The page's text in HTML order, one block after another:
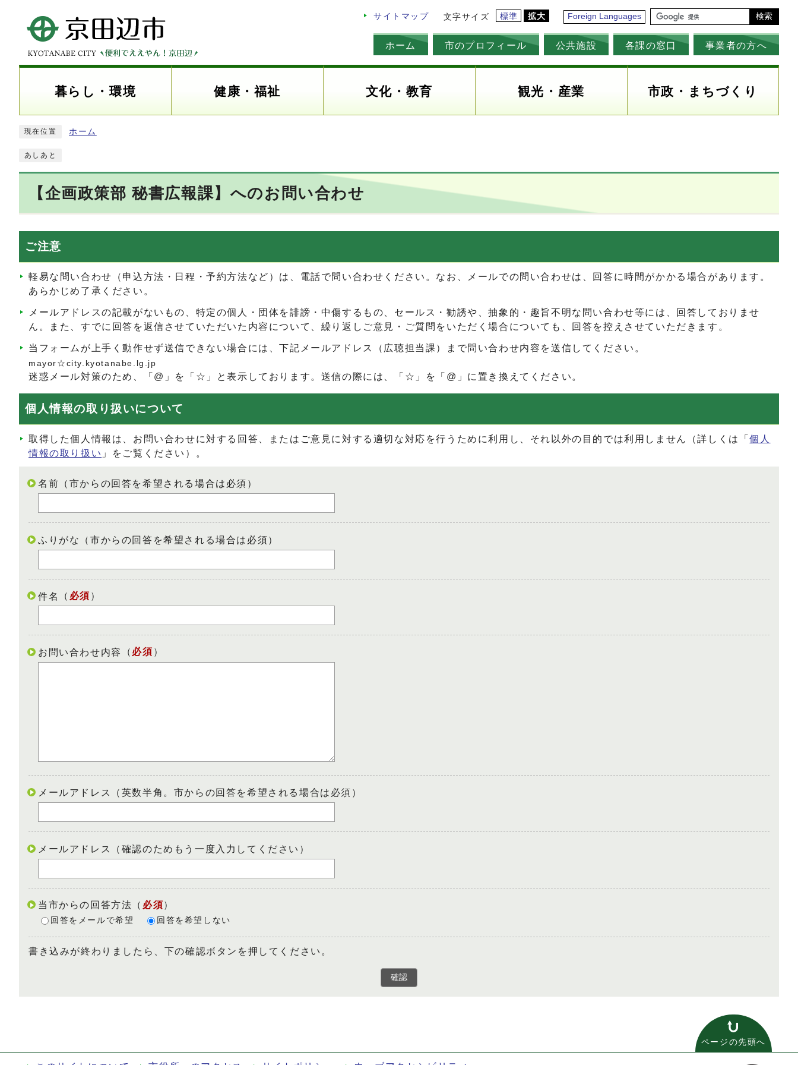
サイトマップ 文字サイズ 標準 拡大 Foreign Languages 検索
ホーム 市のプロフィール 公共施設 各課の窓口 事業者の方へ
暮らし・環境 健康・福祉 文化・教育 観光・産業 市政・まちづくり
現在位置 ホーム
あしあと
【企画政策部 秘書広報課】へのお問い合わせ
ご注意
軽易な問い合わせ（申込方法・日程・予約方法など）は、電話で問い合わせください。なお、メールでの問い合わせは、回答に時間がかかる場合があります。
あらかじめ了承ください。
メールアドレスの記載がないもの、特定の個人・団体を誹謗・中傷するもの、セールス・勧誘や、抽象的・趣旨不明な問い合わせ等には、回答しておりませ
ん。また、すでに回答を返信させていただいた内容について、繰り返しご意見・ご質問をいただく場合についても、回答を控えさせていただきます。
当フォームが上手く動作せず送信できない場合には、下記メールアドレス（広聴担当課）まで問い合わせ内容を送信してください。
mayor☆city.kyotanabe.lg.jp
迷惑メール対策のため、「@」を「☆」と表示しております。送信の際には、「☆」を「@」に置き換えてください。
個人情報の取り扱いについて
取得した個人情報は、お問い合わせに対する回答、またはご意見に対する適切な対応を行うために利用し、それ以外の目的では利用しません（詳しくは「個人
情報の取り扱い 」をご覧ください）。
名前（市からの回答を希望される場合は必須）
ふりがな（市からの回答を希望される場合は必須）
件名 （ 必須 ）
お問い合わせ内容 （ 必須 ）
メールアドレス（英数半角。市からの回答を希望される場合は必須）
メールアドレス（確認のためもう一度入力してください）
当市からの回答方法 （ 必須）
回答をメールで希望 回答を希望しない
書き込みが終わりましたら、下の確認ボタンを押してください。
確認
ページの先頭へ